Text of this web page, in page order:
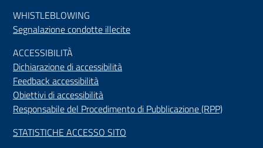
WHISTLEBLOWING
Segnalazione condotte illecite
ACCESSIBILITÀ
Dichiarazione di accessibilità
Feedback accessibilità
Obiettivi di accessibilità
Responsabile del Procedimento di Pubblicazione (RPP)
STATISTICHE ACCESSO SITO